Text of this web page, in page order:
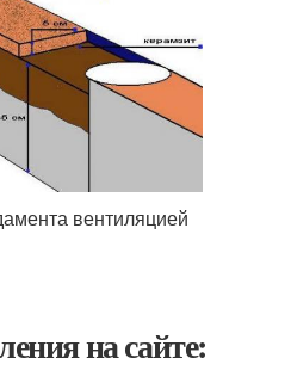
вентиляцией
на сайте: